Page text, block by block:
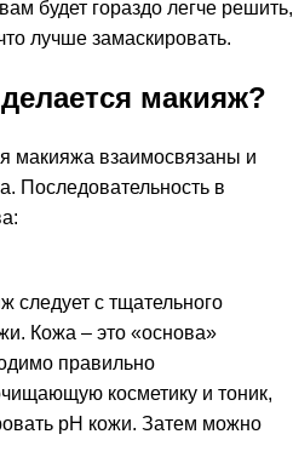
будет гораздо легче решить,
лучше замаскировать.
макияж?
макияжа взаимосвязаны и
Последовательность в
следует с тщательного
Кожа – это «основа»
правильно
косметику и тоник,
pH кожи. Затем можно